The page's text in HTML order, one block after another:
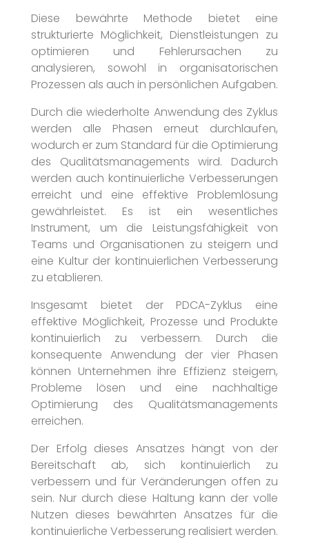
Diese bewährte Methode bietet eine
strukturierte Möglichkeit, Dienstleistungen zu
optimieren und Fehlerursachen zu
analysieren, sowohl in organisatorischen
Prozessen als auch in persönlichen Aufgaben.
Durch die wiederholte Anwendung des Zyklus
werden alle Phasen erneut durchlaufen,
wodurch er zum Standard für die Optimierung
des Qualitätsmanagements wird. Dadurch
werden auch kontinuierliche Verbesserungen
erreicht und eine effektive Problemlösung
gewährleistet. Es ist ein wesentliches
Instrument, um die Leistungsfähigkeit von
Teams und Organisationen zu steigern und
eine Kultur der kontinuierlichen Verbesserung
zu etablieren.
Insgesamt bietet der PDCA-Zyklus eine
effektive Möglichkeit, Prozesse und Produkte
kontinuierlich zu verbessern. Durch die
konsequente Anwendung der vier Phasen
können Unternehmen ihre Effizienz steigern,
Probleme lösen und eine nachhaltige
Optimierung des Qualitätsmanagements
erreichen.
Der Erfolg dieses Ansatzes hängt von der
Bereitschaft ab, sich kontinuierlich zu
verbessern und für Veränderungen offen zu
sein. Nur durch diese Haltung kann der volle
Nutzen dieses bewährten Ansatzes für die
kontinuierliche Verbesserung realisiert werden.